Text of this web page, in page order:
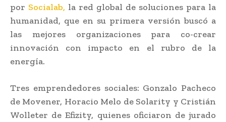
por Socialab, la red global de soluciones para la
humanidad, que en su primera versión buscó a
las mejores organizaciones para co-crear
innovación con impacto en el rubro de la
energía.
Tres emprendedores sociales: Gonzalo Pacheco
de Movener, Horacio Melo de Solarity y Cristián
Wolleter de Efizity, quienes oficiaron de jurado